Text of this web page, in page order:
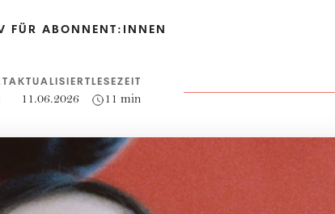
FÜR ABONNENT:INNEN
AKTUALISIERT
11.06.2026
LESEZEIT
11 min